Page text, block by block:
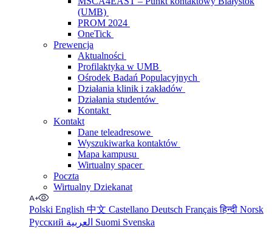
(UMB)
PROM 2024
OneTick
Prewencja
Aktualności
Profilaktyka w UMB
Ośrodek Badań Populacyjnych
Działania klinik i zakładów
Działania studentów
Kontakt
Kontakt
Dane teleadresowe
Wyszukiwarka kontaktów
Mapa kampusu
Wirtualny spacer
Poczta
Wirtualny Dziekanat
Polski English 中文 Castellano Deutsch Françaisहिन्दी Norsk
Русский
Suomi Svenska